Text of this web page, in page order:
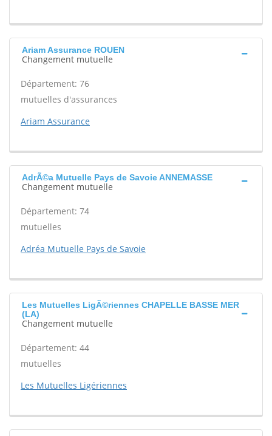
Ariam Assurance ROUEN
Changement mutuelle
Département: 76
mutuelles d'assurances
Ariam Assurance
AdrÃ©a Mutuelle Pays de Savoie ANNEMASSE
Changement mutuelle
Département: 74
mutuelles
Adréa Mutuelle Pays de Savoie
Les Mutuelles LigÃ©riennes CHAPELLE BASSE MER
(LA)
Changement mutuelle
Département: 44
mutuelles
Les Mutuelles Ligériennes